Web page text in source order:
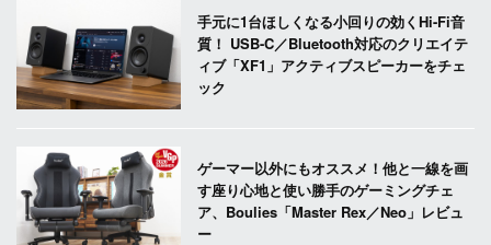
手元に1台ほしくなる小回りの効くHi-Fi音
質！ USB-C／Bluetooth対応のクリエイテ
ィブ「XF1」アクティブスピーカーをチェ
ック
ゲーマー以外にもオススメ！他と一線を画
す座り心地と使い勝手のゲーミングチェ
ア、Boulies「Master Rex／Neo」レビュ
ー